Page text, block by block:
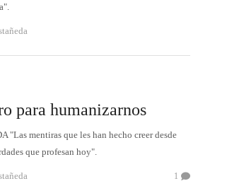
para humanizarnos
"Las mentiras que les han hecho creer desde
que profesan hoy".
1